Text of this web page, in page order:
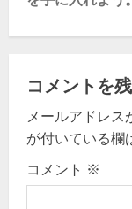
n
a
v
i
g
コメントを
メールアドレス
が付いている欄
コメント ※